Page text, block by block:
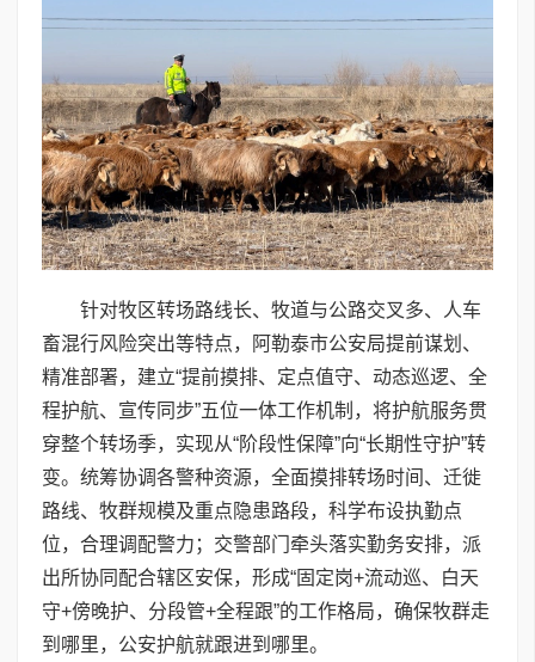
针对牧区转场路线长、牧道与公路交叉多、人车
畜混行风险突出等特点，阿勒泰市公安局提前谋划、
精准部署，建立“提前摸排、定点值守、动态巡逻、全
程护航、宣传同步”五位一体工作机制，将护航服务贯
穿整个转场季，实现从“阶段性保障”向“长期性守护”转
变。统筹协调各警种资源，全面摸排转场时间、迁徙
路线、牧群规模及重点隐患路段，科学布设执勤点
位，合理调配警力；交警部门牵头落实勤务安排，派
出所协同配合辖区安保，形成“固定岗+流动巡、白天
守+傍晚护、分段管+全程跟”的工作格局，确保牧群走
到哪里，公安护航就跟进到哪里。